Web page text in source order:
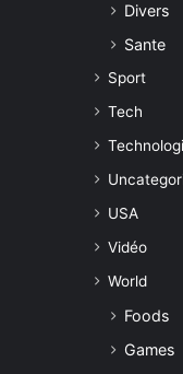
Divers
Sante
Sport
Tech
USA
Vidéo
World
Foods
Games